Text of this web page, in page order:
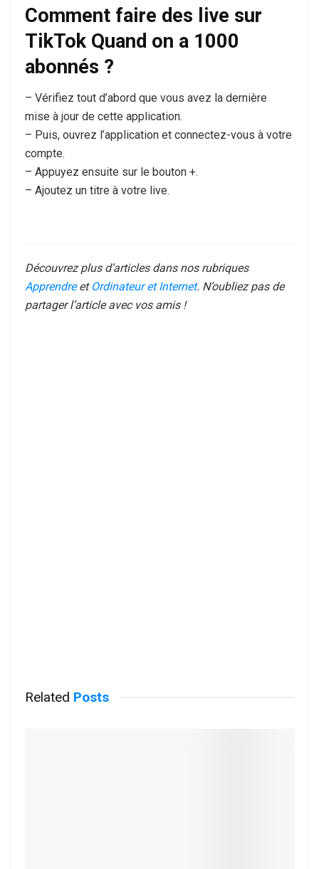
Comment faire des live sur
TikTok Quand on a 1000
abonnés ?
– Vérifiez tout d’abord que vous avez la dernière
mise à jour de cette application.
– Puis, ouvrez l’application et connectez-vous à votre
compte.
– Appuyez ensuite sur le bouton +.
– Ajoutez un titre à votre live.
Découvrez plus d’articles dans nos rubriques
Apprendreet Ordinateur et Internet. N’oubliez pas de
partager l’article avec vos amis !
Related Posts